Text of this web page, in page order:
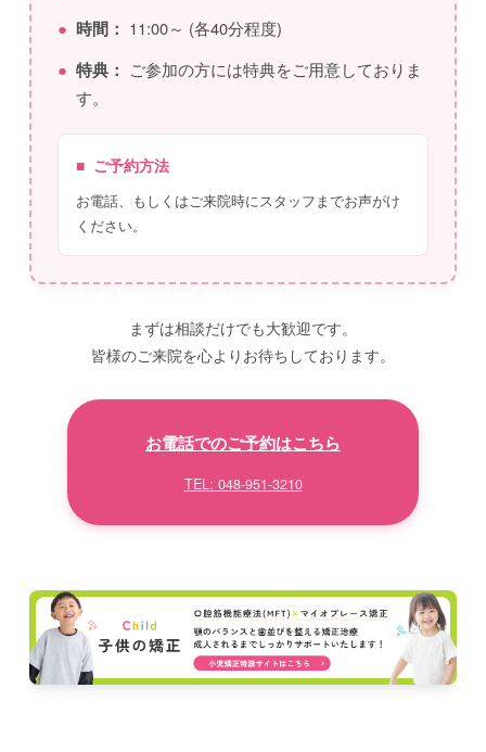
● 時間： 11:00～ (各40分程度)
● 特典： ご参加の方には特典をご用意しておりま
す。
■ ご予約方法
お電話、もしくはご来院時にスタッフまでお声がけ
ください。
まずは相談だけでも大歓迎です。
皆様のご来院を心よりお待ちしております。
お電話でのご予約はこちら
TEL: 048-951-3210